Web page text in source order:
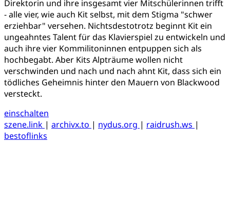
Direktorin und ihre insgesamt vier Mitschülerinnen trifft
- alle vier, wie auch Kit selbst, mit dem Stigma "schwer
erziehbar" versehen. Nichtsdestotrotz beginnt Kit ein
ungeahntes Talent für das Klavierspiel zu entwickeln und
auch ihre vier Kommilitoninnen entpuppen sich als
hochbegabt. Aber Kits Alpträume wollen nicht
verschwinden und nach und nach ahnt Kit, dass sich ein
tödliches Geheimnis hinter den Mauern von Blackwood
versteckt.
einschalten
szene.link | archivx.to | nydus.org | raidrush.ws |
bestoflinks